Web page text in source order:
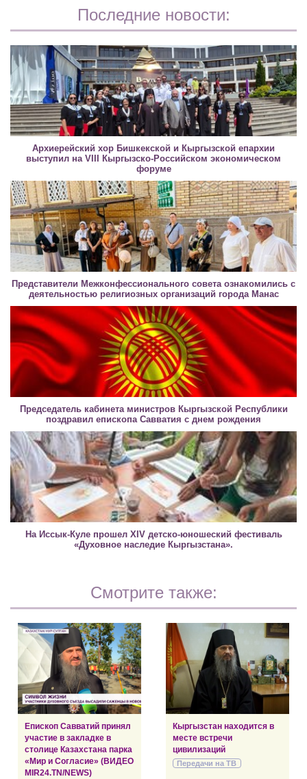
Последние новости:
Архиерейский хор Бишкекской и Кыргызской епархии
выступил на VIII Кыргызско-Российском экономическом
форуме
Представители Межконфессионального совета ознакомились с
деятельностью религиозных организаций города Манас
Председатель кабинета министров Кыргызской Республики
поздравил епископа Савватия с днем рождения
На Иссык-Куле прошел XIV детско-юношеский фестиваль
«Духовное наследие Кыргызстана».
Смотрите также:
Епископ Савватий принял
участие в закладке в
столице Казахстана парка
«Мир и Согласие» (ВИДЕО
MIR24.TN/NEWS)
Кыргызстан находится в
месте встречи
цивилизаций
Передачи на ТВ